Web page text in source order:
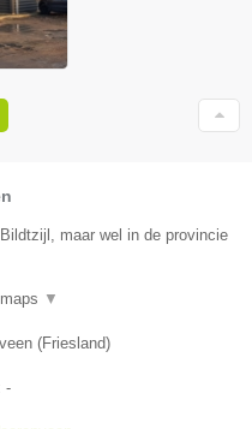
maar wel in de provincie
▼
(Friesland)
-